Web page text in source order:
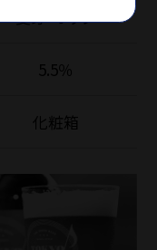
麦芽・ホップ
5.5％
化粧箱